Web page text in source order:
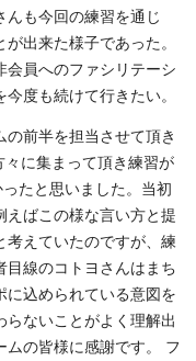
んも今回の練習を通じ
出来た様子であった。
会員へのファシリテーシ
度も続けて行きたい。
前半を担当させて頂き
に集まって頂き練習が
たと思いました。当初
えばこの様な言い方と提
考えていたのですが、練
目線のコトヨさんはまち
に込められている意図を
らないことがよく理解出
ムの皆様に感謝です。 フ